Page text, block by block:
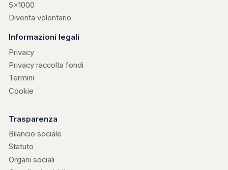
5×1000
Diventa volontario
Informazioni legali
Privacy
Privacy raccolta fondi
Termini
Cookie
Trasparenza
Bilancio sociale
Statuto
Organi sociali